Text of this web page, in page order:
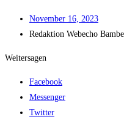
Novem­ber 16, 2023
Redak­ti­on Web­echo
Weitersagen
Facebook
Messenger
Twitter